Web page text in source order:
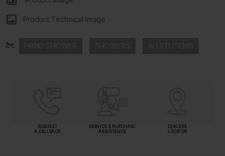
Product Technical Image
टैग:
REQUEST
A CALLBACK
SERVICE & PURCHASE
ASSISTANCE
DEALERS
LOCATOR